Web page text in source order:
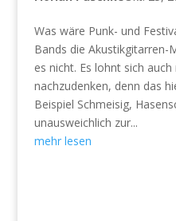
Was wäre Punk- und
Bands die Akustikgitarren-
es nicht. Es lohnt sich
nachzudenken, denn das
Beispiel Schmeisig,
unausweichlich zur...
mehr lesen